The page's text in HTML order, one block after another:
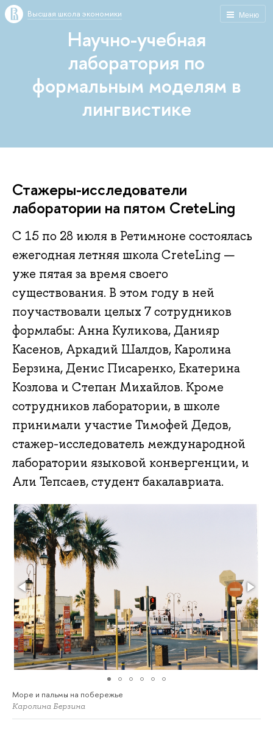
Меню
Высшая школа экономики
Научно-учебная
лаборатория по
формальным моделям в
лингвистике
Стажеры-исследователи
лаборатории на пятом CreteLing
С 15 по 28 июля в Ретимноне состоялась
ежегодная летняя школа CreteLing —
уже пятая за время своего
существования. В этом году в ней
поучаствовали целых 7 сотрудников
формлабы: Анна Куликова, Данияр
Касенов, Аркадий Шалдов, Каролина
Берзина, Денис Писаренко, Екатерина
Козлова и Степан Михайлов. Кроме
сотрудников лаборатории, в школе
принимали участие Тимофей Дедов,
стажер-исследователь международной
лаборатории языковой конвергенции, и
Али Тепсаев, студент бакалавриата.
Море и пальмы на побережье
Каролина Берзина